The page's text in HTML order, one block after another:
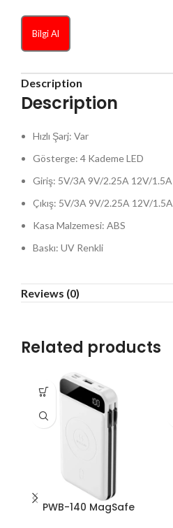
Bilgi Al
Description
Description
Hızlı Şarj: Var
Gösterge: 4 Kademe LED
Giriş: 5V/3A 9V/2.25A 12V/1.5A
Çıkış: 5V/3A 9V/2.25A 12V/1.5A
Kasa Malzemesi: ABS
Baskı: UV Renkli
Reviews (0)
Related products
PWB-140 MagSafe